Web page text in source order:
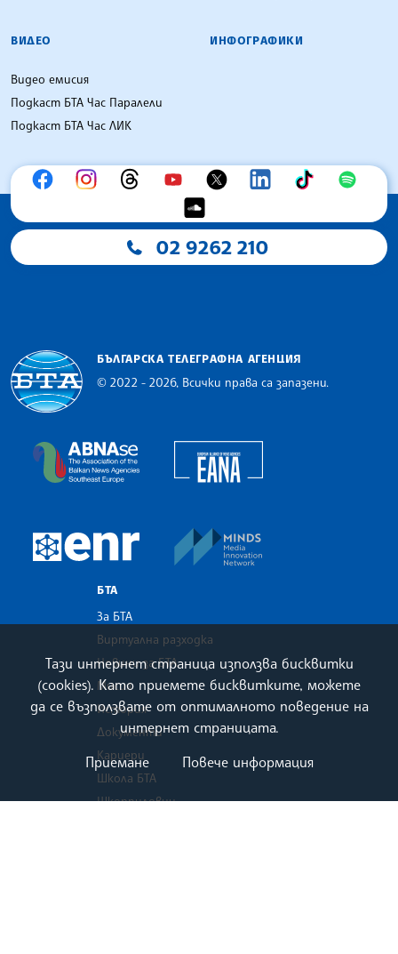
ВИДЕО
Видео емисия
Подкаст БТА Час Паралели
Подкаст БТА Час ЛИК
ИНФОГРАФИКИ
02 9262 210
БЪЛГАРСКА ТЕЛЕГРАФНА АГЕНЦИЯ
© 2022 - 2026, Всички права са запазени.
The Assocoation of the Balkan News Agencies
European Newsroom
БТА
За БТА
Виртуална разходка
Новини за БТА
Мисия
История
Документи
Кариери
Школа БТА
Шкорпиловци
Тази интернет страница използва бисквитки
(cookies). Като приемете бисквитките, можете
да се възползвате от оптималното поведение на
интернет страницата.
Приемане
Повече информация